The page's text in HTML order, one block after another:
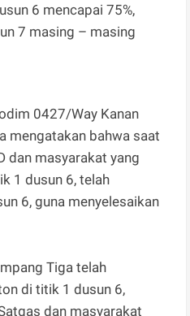
6 mencapai 75%,
7 masing – masing
0427/Way Kanan
mengatakan bahwa saat
dan masyarakat yang
1 dusun 6, telah
6, guna menyelesaikan
Tiga telah
di titik 1 dusun 6,
dan masyarakat